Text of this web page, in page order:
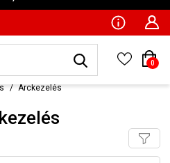
0
Arckezelés